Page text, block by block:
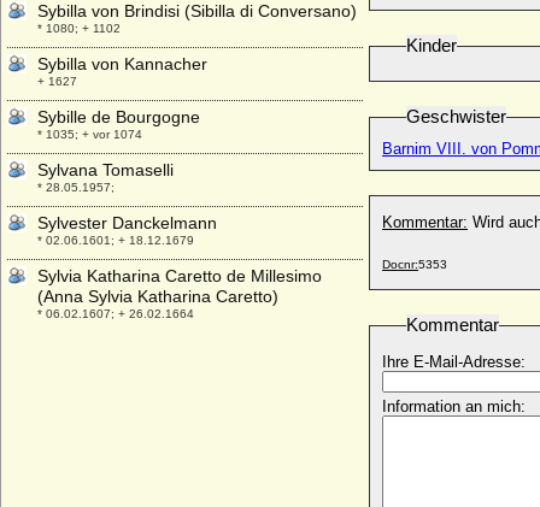
Kinder
Geschwister
Barnim VIII. von
Kommentar: Wird
Docnr:5353
Kommentar
Ihre E-Mail-Adresse:
Information an mich:
Sybilla von Brindisi (Sibilla di Conversano)
* 1080; + 1102
Sybilla von Kannacher
+ 1627
Sybille de Bourgogne
* 1035; + vor 1074
Sylvana Tomaselli
* 28.05.1957;
Sylvester Danckelmann
* 02.06.1601; + 18.12.1679
Sylvia Katharina Caretto de Millesimo
(Anna Sylvia Katharina Caretto)
* 06.02.1607; + 26.02.1664